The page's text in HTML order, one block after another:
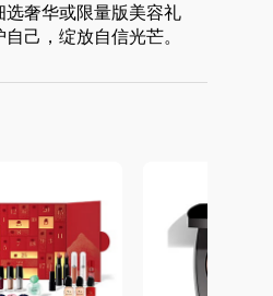
奢华或限量版美容礼
己，绽放自信光芒。